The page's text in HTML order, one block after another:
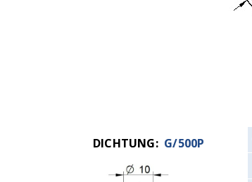
DICHTUNG: G/500P